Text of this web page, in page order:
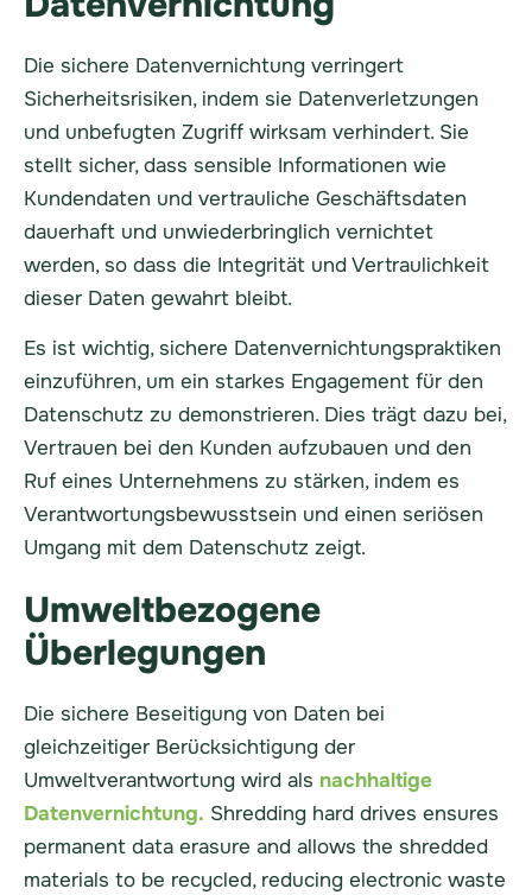
Die sichere Datenvernichtung verringert
Sicherheitsrisiken, indem sie Datenverletzungen
und unbefugten Zugriff wirksam verhindert. Sie
stellt sicher, dass sensible Informationen wie
Kundendaten und vertrauliche Geschäftsdaten
dauerhaft und unwiederbringlich vernichtet
werden, so dass die Integrität und Vertraulichkeit
dieser Daten gewahrt bleibt.
Es ist wichtig, sichere Datenvernichtungspraktiken
einzuführen, um ein starkes Engagement für den
Datenschutz zu demonstrieren. Dies trägt dazu bei,
Vertrauen bei den Kunden aufzubauen und den
Ruf eines Unternehmens zu stärken, indem es
Verantwortungsbewusstsein und einen seriösen
Umgang mit dem Datenschutz zeigt.
Umweltbezogene
Überlegungen
Die sichere Beseitigung von Daten bei
gleichzeitiger Berücksichtigung der
Umweltverantwortung wird als nachhaltige
Datenvernichtung. Shredding hard drives ensures
permanent data erasure and allows the shredded
materials to be recycled, reducing electronic waste